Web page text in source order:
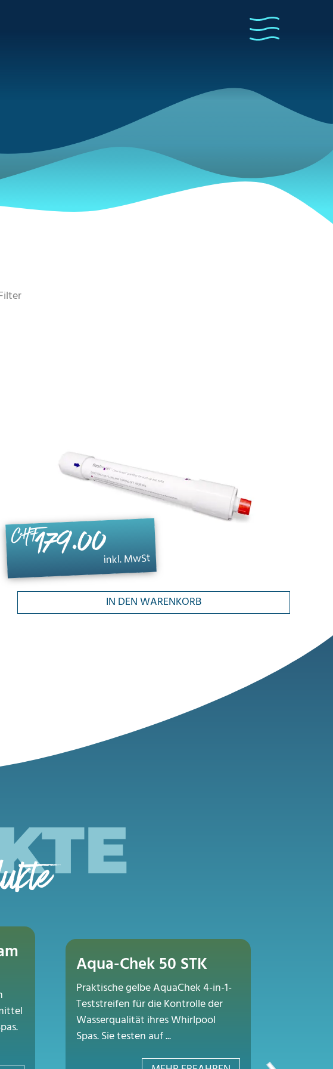
CHF179.00inkl. MwSt
IN DEN WARENKORB
Aqua-Chek 50 STK
Praktische gelbe AquaChek 4-in-1-
Teststreifen für die Kontrolle der
Wasserqualität ihres Whirlpool
Spas. Sie testen auf ...